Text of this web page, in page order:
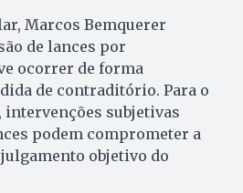
Marcos Bemquerer
de lances por
ocorrer de forma
de contraditório. Para o
subjetivas
podem comprometer a
objetivo do